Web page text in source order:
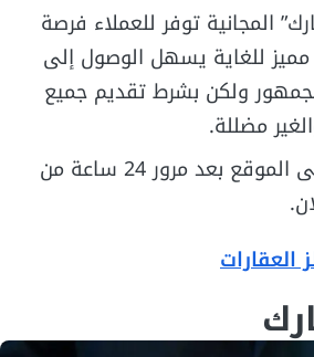
المجانية توفر للعملاء فرصة
للغاية يسهل الوصول إلى
ولكن بشرط تقديم جميع
مضللة.
يتم نشر الإعلان على الموقع بعد مرور 24 ساعة من